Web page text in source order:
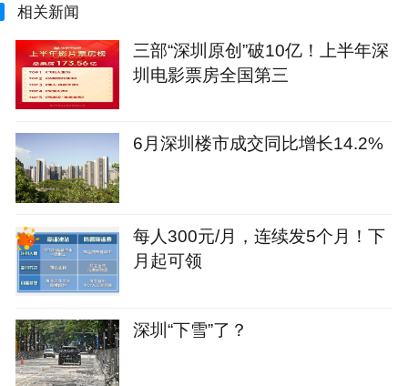
相关新闻
三部“深圳原创”破10亿！上半年深
圳电影票房全国第三
6月深圳楼市成交同比增长14.2%
每人300元/月，连续发5个月！下
月起可领
深圳“下雪”了？